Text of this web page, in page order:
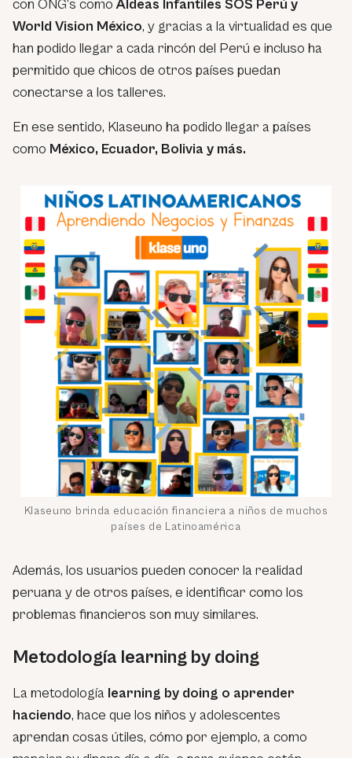
con ONG’s comoAldeas Infantiles SOS Perú y
World Vision México, y gracias a la virtualidad es que
han podido llegar a cada rincón del Perú e incluso ha
permitido que chicos de otros países puedan
conectarse a los talleres.
En ese sentido, Klaseuno ha podido llegar a países
como México, Ecuador, Bolivia y más.
Klaseuno brinda educación financiera a niños de muchos
países de Latinoamérica
Además, los usuarios pueden conocer la realidad
peruana y de otros países, e identificar como los
problemas financieros son muy similares.
Metodología learning by doing
La metodología learning by doing o aprender
haciendo, hace que los niños y adolescentes
aprendan cosas útiles, cómo por ejemplo, a como